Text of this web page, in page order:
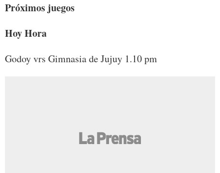
Próximos juegos
Hoy Hora
Godoy vrs Gimnasia de Jujuy 1.10 pm